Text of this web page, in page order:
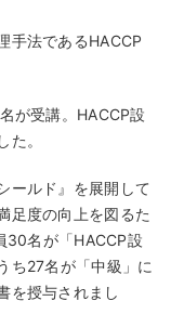
手法であるHACCP
が受講。HACCP設
。
ールド』を展開して
足度の向上を図るた
30名が「HACCP設
ち27名が「中級」に
を授与されまし